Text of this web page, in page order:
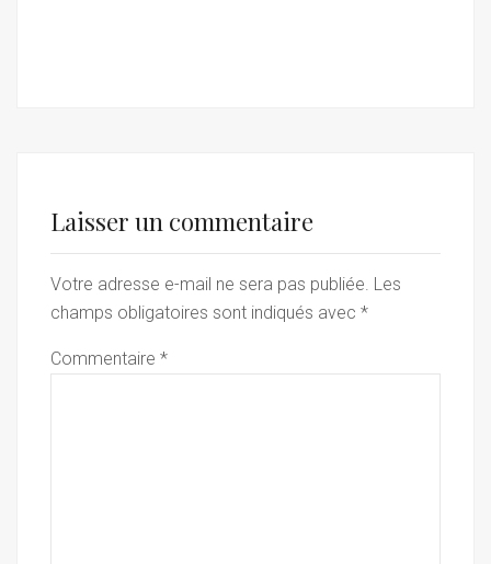
Laisser un commentaire
Votre adresse e-mail ne sera pas publiée. Les
champs obligatoires sont indiqués avec *
Commentaire *